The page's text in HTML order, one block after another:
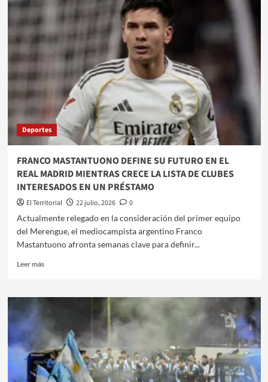
VIENE
FIESTA
ARTÍSTICO
COPA
QUIMSA
VII
EDICIÓN
Deportes
FRANCO MASTANTUONO DEFINE SU FUTURO EN EL
REAL MADRID MIENTRAS CRECE LA LISTA DE CLUBES
INTERESADOS EN UN PRÉSTAMO
El Territorial 22 julio, 2026
0
Actualmente relegado en la consideración del primer equipo
del Merengue, el mediocampista argentino Franco
Mastantuono afronta semanas clave para definir...
Leer másLeer
FRANCO
DEFINE
SU
FUTURO
EN
EL
REAL